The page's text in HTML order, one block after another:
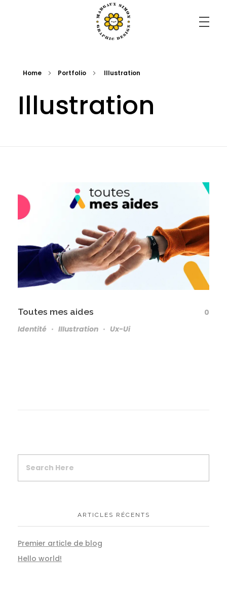
Margaux Simon Portfolio
il faut savoir s'émerveiller de tout.
Home Portfolio Illustration
Illustration
Toutes mes aides
0
Identité
Illustration Ux-Ui
ARTICLES RÉCENTS
Premier article de blog
Hello world!